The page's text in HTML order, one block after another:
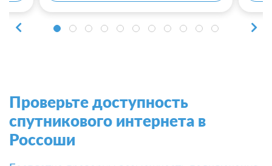
Проверьте доступность
спутникового интернета в
Россоши